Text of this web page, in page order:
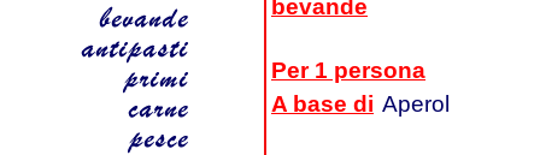
bevande
Per 1 persona
A base di Aperol